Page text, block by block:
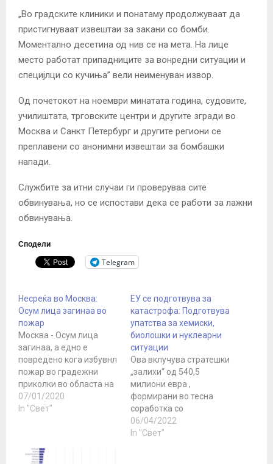
„Во градските клиники и понатаму продолжуваат да
пристигнуваат извештаи за закани со бомби.
Моментално десетина од нив се на мета. На лице
место работат припадниците за вонредни ситуации и
специјлци со кучиња” вели неименуван извор.
Од почетокот на ноември минатата година, судовите,
училиштата, трговските центри и другите згради во
Москва и Санкт Петербург и другите региони се
преплавени со анонимни извештаи за бомбашки
напади.
Службите за итни случаи ги проверуваа сите
обвинувања, но се испостави дека се работи за лажни
обвинувања.
Сподели
Telegram
Несреќа во Москва:
Осум лица загинаа во
пожар
Москва - Осум лица
загинаа, а едно е
повредено кога избувнл
пожар во градежни
приколки во областа на
Москва, јави ТАСС,
повикувајќи се на
агенцијата, сите жртви
07/01/2020
In "Свет"
ЕУ се подготвува за
катастрофа: Подготвува
упатства за хемиски,
биолошки и нуклеарни
ситуации
Ова вклучува стратешки
„залихи“ од 540,5
милиони евра ,
формирани во тесна
соработка со
Здравствената управа
за подготвеност и
06/04/2022
In "Свет"